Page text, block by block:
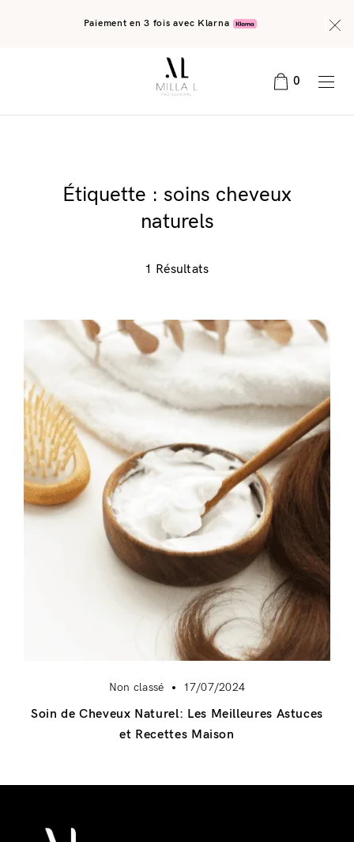
Paiement en 3 fois avec Klarna
0
Étiquette : soins cheveux
naturels
1 Résultats
Non classé 17/07/2024
Soin de Cheveux Naturel: Les Meilleures Astuces
et Recettes Maison